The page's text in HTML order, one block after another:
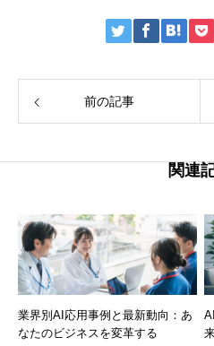
前の記事
関連
業界別AI応用事例と最新動向：あ
なたのビジネスを変革する